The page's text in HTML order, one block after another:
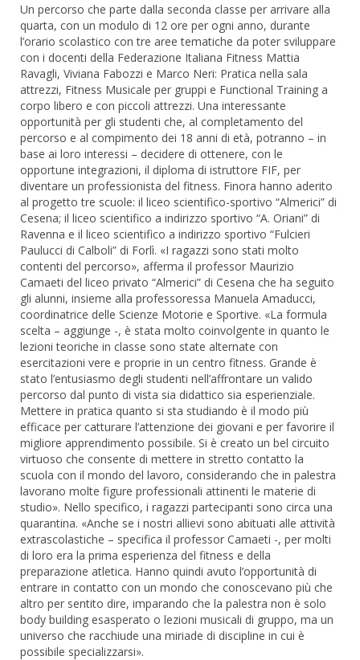
Un percorso che parte dalla seconda classe per arrivare alla
quarta, con un modulo di 12 ore per ogni anno, durante
l’orario scolastico con tre aree tematiche da poter sviluppare
con i docenti della Federazione Italiana Fitness Mattia
Ravagli, Viviana Fabozzi e Marco Neri: Pratica nella sala
attrezzi, Fitness Musicale per gruppi e Functional Training a
corpo libero e con piccoli attrezzi. Una interessante
opportunità per gli studenti che, al completamento del
percorso e al compimento dei 18 anni di età, potranno – in
base ai loro interessi – decidere di ottenere, con le
opportune integrazioni, il diploma di istruttore FIF, per
diventare un professionista del fitness. Finora hanno aderito
al progetto tre scuole: il liceo scientifico-sportivo “Almerici” di
Cesena; il liceo scientifico a indirizzo sportivo “A. Oriani” di
Ravenna e il liceo scientifico a indirizzo sportivo “Fulcieri
Paulucci di Calboli” di Forlì. «I ragazzi sono stati molto
contenti del percorso», afferma il professor Maurizio
Camaeti del liceo privato “Almerici” di Cesena che ha seguito
gli alunni, insieme alla professoressa Manuela Amaducci,
coordinatrice delle Scienze Motorie e Sportive. «La formula
scelta – aggiunge -, è stata molto coinvolgente in quanto le
lezioni teoriche in classe sono state alternate con
esercitazioni vere e proprie in un centro fitness. Grande è
stato l’entusiasmo degli studenti nell’affrontare un valido
percorso dal punto di vista sia didattico sia esperienziale.
Mettere in pratica quanto si sta studiando è il modo più
efficace per catturare l’attenzione dei giovani e per favorire il
migliore apprendimento possibile. Si è creato un bel circuito
virtuoso che consente di mettere in stretto contatto la
scuola con il mondo del lavoro, considerando che in palestra
lavorano molte figure professionali attinenti le materie di
studio». Nello specifico, i ragazzi partecipanti sono circa una
quarantina. «Anche se i nostri allievi sono abituati alle attività
extrascolastiche – specifica il professor Camaeti -, per molti
di loro era la prima esperienza del fitness e della
preparazione atletica. Hanno quindi avuto l’opportunità di
entrare in contatto con un mondo che conoscevano più che
altro per sentito dire, imparando che la palestra non è solo
body building esasperato o lezioni musicali di gruppo, ma un
universo che racchiude una miriade di discipline in cui è
possibile specializzarsi».